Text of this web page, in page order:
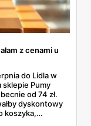
z cenami u
do Lidla w
sklepie Pumy
od 74 zł.
dyskontowy
koszyka,